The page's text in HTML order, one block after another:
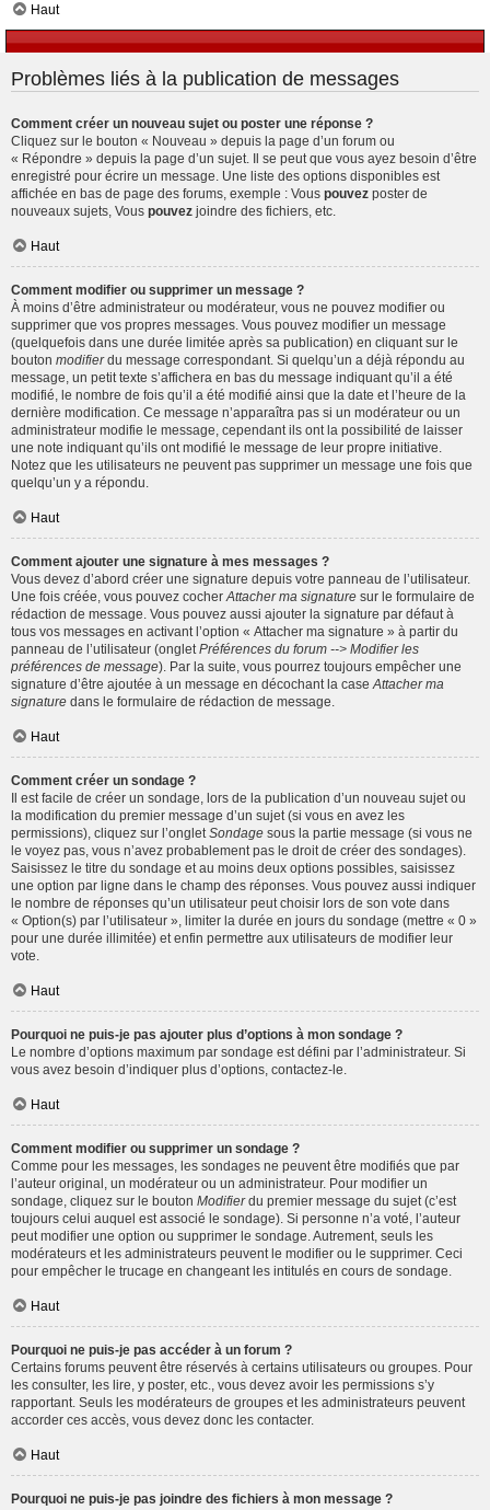
Haut
Problèmes liés à la publication de messages
Comment créer un nouveau sujet ou poster une réponse ?
Cliquez sur le bouton « Nouveau » depuis la page d’un forum ou
« Répondre » depuis la page d’un sujet. Il se peut que vous ayez besoin d’être
enregistré pour écrire un message. Une liste des options disponibles est
affichée en bas de page des forums, exemple : Vous pouvez poster de
nouveaux sujets, Vous pouvez joindre des fichiers, etc.
Haut
Comment modifier ou supprimer un message ?
À moins d’être administrateur ou modérateur, vous ne pouvez modifier ou
supprimer que vos propres messages. Vous pouvez modifier un message
(quelquefois dans une durée limitée après sa publication) en cliquant sur le
bouton modifierdu message correspondant. Si quelqu’un a déjà répondu au
message, un petit texte s’affichera en bas du message indiquant qu’il a été
modifié, le nombre de fois qu’il a été modifié ainsi que la date et l’heure de la
dernière modification. Ce message n’apparaîtra pas si un modérateur ou un
administrateur modifie le message, cependant ils ont la possibilité de laisser
une note indiquant qu’ils ont modifié le message de leur propre initiative.
Notez que les utilisateurs ne peuvent pas supprimer un message une fois que
quelqu’un y a répondu.
Haut
Comment ajouter une signature à mes messages ?
Vous devez d’abord créer une signature depuis votre panneau de l’utilisateur.
Une fois créée, vous pouvez cocher Attacher ma signature sur le formulaire de
rédaction de message. Vous pouvez aussi ajouter la signature par défaut à
tous vos messages en activant l’option « Attacher ma signature » à partir du
panneau de l’utilisateur (onglet Préférences du forum --> Modifier les
préférences de message). Par la suite, vous pourrez toujours empêcher une
signature d’être ajoutée à un message en décochant la case Attacher ma
signature dans le formulaire de rédaction de message.
Haut
Comment créer un sondage ?
Il est facile de créer un sondage, lors de la publication d’un nouveau sujet ou
la modification du premier message d’un sujet (si vous en avez les
permissions), cliquez sur l’onglet Sondage sous la partie message (si vous ne
le voyez pas, vous n’avez probablement pas le droit de créer des sondages).
Saisissez le titre du sondage et au moins deux options possibles, saisissez
une option par ligne dans le champ des réponses. Vous pouvez aussi indiquer
le nombre de réponses qu’un utilisateur peut choisir lors de son vote dans
« Option(s) par l’utilisateur », limiter la durée en jours du sondage (mettre « 0 »
pour une durée illimitée) et enfin permettre aux utilisateurs de modifier leur
vote.
Haut
Pourquoi ne puis-je pas ajouter plus d’options à mon sondage ?
Le nombre d’options maximum par sondage est défini par l’administrateur. Si
vous avez besoin d’indiquer plus d’options, contactez-le.
Haut
Comment modifier ou supprimer un sondage ?
Comme pour les messages, les sondages ne peuvent être modifiés que par
l’auteur original, un modérateur ou un administrateur. Pour modifier un
sondage, cliquez sur le bouton Modifierdu premier message du sujet (c’est
toujours celui auquel est associé le sondage). Si personne n’a voté, l’auteur
peut modifier une option ou supprimer le sondage. Autrement, seuls les
modérateurs et les administrateurs peuvent le modifier ou le supprimer. Ceci
pour empêcher le trucage en changeant les intitulés en cours de sondage.
Haut
Pourquoi ne puis-je pas accéder à un forum ?
Certains forums peuvent être réservés à certains utilisateurs ou groupes. Pour
les consulter, les lire, y poster, etc., vous devez avoir les permissions s’y
rapportant. Seuls les modérateurs de groupes et les administrateurs peuvent
accorder ces accès, vous devez donc les contacter.
Haut
Pourquoi ne puis-je pas joindre des fichiers à mon message ?